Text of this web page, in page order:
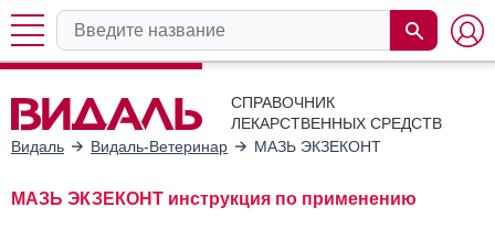
СПРАВОЧНИК
ЛЕКАРСТВЕННЫХ СРЕДСТВ
Видаль
Видаль-Ветеринар МАЗЬ ЭКЗЕКОНТ
МАЗЬ ЭКЗЕКОНТ инструкция по применению